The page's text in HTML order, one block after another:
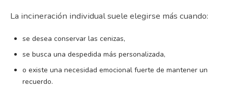
La incineración individual suele elegirse más cuando:
se desea conservar las cenizas,
se busca una despedida más personalizada,
o existe una necesidad emocional fuerte de mantener un
recuerdo.